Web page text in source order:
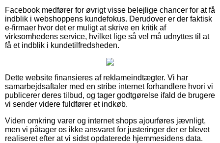
Facebook medfører for øvrigt visse belejlige chancer for at få
indblik i webshoppens kundefokus. Derudover er der faktisk
e-firmaer hvor det er muligt at skrive en kritik af
virksomhedens service, hvilket lige så vel må udnyttes til at
få et indblik i kundetilfredsheden.
Dette website finansieres af reklameindtægter. Vi har
samarbejdsaftaler med en stribe internet forhandlere hvori vi
publicerer deres tilbud, og tager godtgørelse ifald de brugere
vi sender videre fuldfører et indkøb.
Viden omkring varer og internet shops ajourføres jævnligt,
men vi påtager os ikke ansvaret for justeringer der er blevet
realiseret efter at vi sidst opdaterede hjemmesidens data.